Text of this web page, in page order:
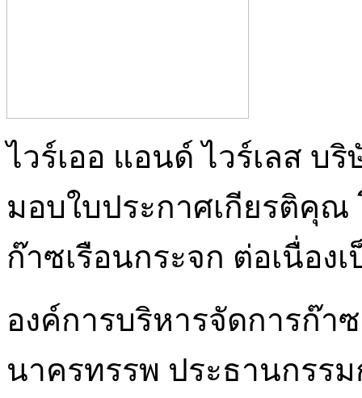
ไวร์เออ แอนด์ ไวร์เลส บ
มอบใบประกาศเกียรติคุ
ก๊าซเรือนกระจก ต่อเนื่อง
องค์การบริหารจัดการก๊า
นาครทรรพ ประธานกรร